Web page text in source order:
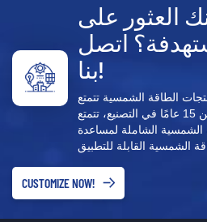
العثور على
اتصل
بنا!
الطاقة الشمسية تتمتع
بخبرة تزيد عن 15 عامًا في التصنيع، تتمتع Enecell بخبرة
الشاملة لمساعدة
CUSTOMIZE NOW!